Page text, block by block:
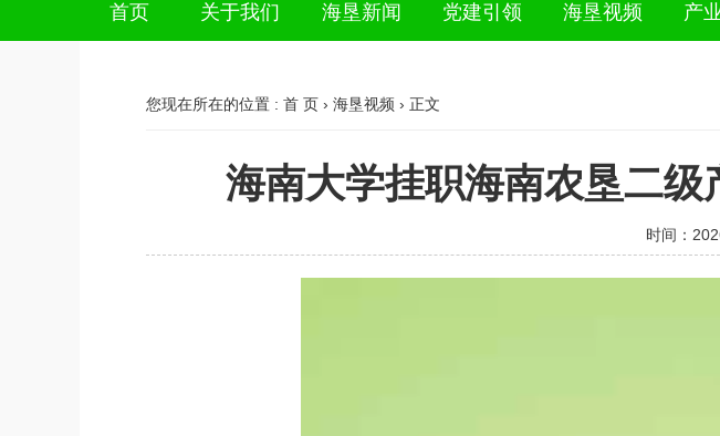
首页 关于我们 海垦新闻 党建引领 海垦视频 产
您现在所在的位置 : 首 页 › 海垦视频 › 正文
海南大学挂职海南农垦二
时间：